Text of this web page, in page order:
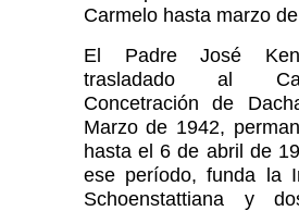
Carmelo hasta marzo
El Padre José
trasladado al
Concetración de
Marzo de 1942,
hasta el 6 de abril de
ese período, funda la
Schoenstattiana y